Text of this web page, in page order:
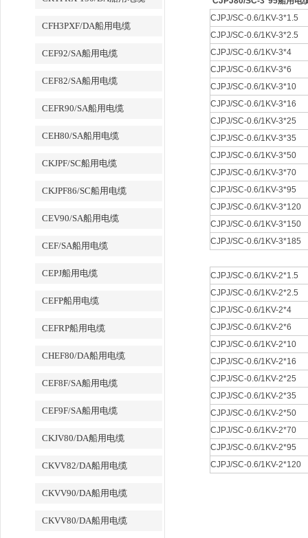
CFH3PXF/DA船用电缆
CEF92/SA船用电缆
CEF82/SA船用电缆
CEFR90/SA船用电缆
CEH80/SA船用电缆
CKJPF/SC船用电缆
CKJPF86/SC船用电缆
CEV90/SA船用电缆
CEF/SA船用电缆
CEPJ船用电缆
CEFP船用电缆
CEFRP船用电缆
CHEF80/DA船用电缆
CEF8F/SA船用电缆
CEF9F/SA船用电缆
CKJV80/DA船用电缆
CKVV82/DA船用电缆
CKVV90/DA船用电缆
CKVV80/DA船用电缆
CJPJ/SC-0.6/1KV-3*1.5
CJPJ/SC-0.6/1KV-3*2.5
CJPJ/SC-0.6/1KV-3*4
CJPJ/SC-0.6/1KV-3*6
CJPJ/SC-0.6/1KV-3*10
CJPJ/SC-0.6/1KV-3*16
CJPJ/SC-0.6/1KV-3*25
CJPJ/SC-0.6/1KV-3*35
CJPJ/SC-0.6/1KV-3*50
CJPJ/SC-0.6/1KV-3*70
CJPJ/SC-0.6/1KV-3*95
CJPJ/SC-0.6/1KV-3*120
CJPJ/SC-0.6/1KV-3*150
CJPJ/SC-0.6/1KV-3*185
CJPJ/SC-0.6/1KV-2*1.5
CJPJ/SC-0.6/1KV-2*2.5
CJPJ/SC-0.6/1KV-2*4
CJPJ/SC-0.6/1KV-2*6
CJPJ/SC-0.6/1KV-2*10
CJPJ/SC-0.6/1KV-2*16
CJPJ/SC-0.6/1KV-2*25
CJPJ/SC-0.6/1KV-2*35
CJPJ/SC-0.6/1KV-2*50
CJPJ/SC-0.6/1KV-2*70
CJPJ/SC-0.6/1KV-2*95
CJPJ/SC-0.6/1KV-2*120